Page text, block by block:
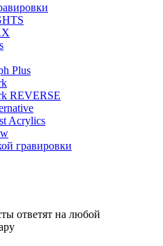
Plus
REVERSE
Acrylics
гравировки
ответят на любой